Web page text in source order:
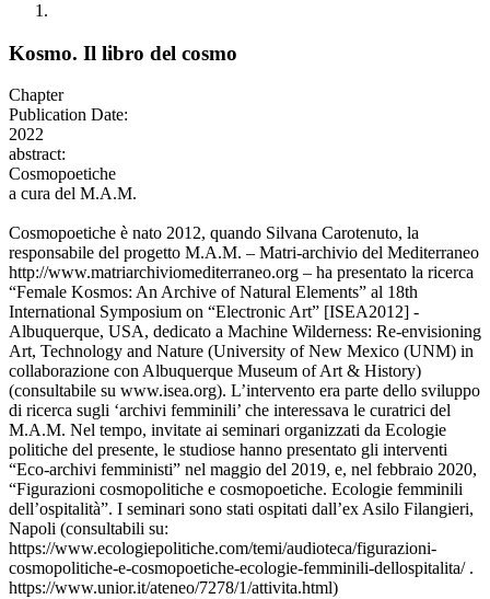
Kosmo. Il libro del cosmo
Chapter
Publication Date:
2022
abstract:
Cosmopoetiche
a cura del M.A.M.
Cosmopoetiche è nato 2012, quando Silvana Carotenuto, la
responsabile del progetto M.A.M. – Matri-archivio del Mediterraneo
http://www.matriarchiviomediterraneo.org – ha presentato la ricerca
“Female Kosmos: An Archive of Natural Elements” al 18th
International Symposium on “Electronic Art” [ISEA2012] -
Albuquerque, USA, dedicato a Machine Wilderness: Re-envisioning
Art, Technology and Nature (University of New Mexico (UNM) in
collaborazione con Albuquerque Museum of Art & History)
(consultabile su www.isea.org). L’intervento era parte dello sviluppo
di ricerca sugli ‘archivi femminili’ che interessava le curatrici del
M.A.M. Nel tempo, invitate ai seminari organizzati da Ecologie
politiche del presente, le studiose hanno presentato gli interventi
“Eco-archivi femministi” nel maggio del 2019, e, nel febbraio 2020,
“Figurazioni cosmopolitiche e cosmopoetiche. Ecologie femminili
dell’ospitalità”. I seminari sono stati ospitati dall’ex Asilo Filangieri,
Napoli (consultabili su:
https://www.ecologiepolitiche.com/temi/audioteca/figurazioni-
cosmopolitiche-e-cosmopoetiche-ecologie-femminili-dellospitalita/ .
https://www.unior.it/ateneo/7278/1/attivita.html)